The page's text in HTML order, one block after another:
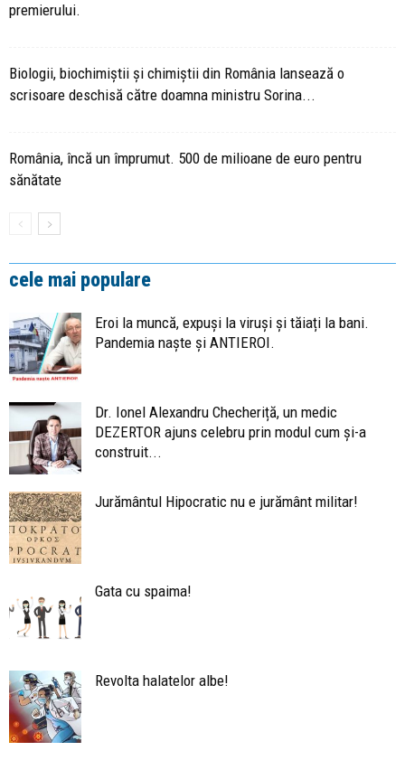
premierului.
Biologii, biochimiștii și chimiștii din România lansează o
scrisoare deschisă către doamna ministru Sorina...
România, încă un împrumut. 500 de milioane de euro pentru
sănătate
cele mai populare
Eroi la muncă, expuși la viruși și tăiați la bani.
Pandemia naște și ANTIEROI.
Dr. Ionel Alexandru Checheriță, un medic
DEZERTOR ajuns celebru prin modul cum și-a
construit...
Jurământul Hipocratic nu e jurământ militar!
Gata cu spaima!
Revolta halatelor albe!